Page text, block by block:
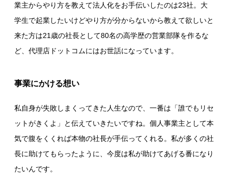
業主からやり方を教えて法人化をお手伝いしたのは23社。大
学生で起業したいけどやり方が分からないから教えて欲しいと
来た方は21歳の社長として80名の高学歴の営業部隊を作るな
ど、代理店ドットコムにはお世話になっています。
事業にかける想い
私自身が失敗しまくってきた人生なので、一番は「誰でもリセ
ットがきくよ」と伝えていきたいですね。個人事業主として本
気で腹をくくれば本物の社長が手伝ってくれる。私が多くの社
長に助けてもらったように、今度は私が助けてあげる番になり
たいんです。